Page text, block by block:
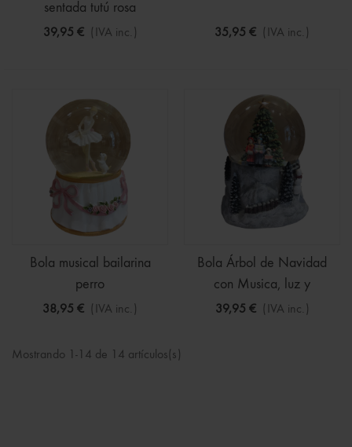
sentada tutú rosa
39,95 € (IVA inc.) 35,95 € (IVA inc.)
Bola musical bailarina
perro
38,95 € (IVA inc.)
Bola Árbol de Navidad
con Musica, luz y
movimiento
39,95 € (IVA inc.)
Mostrando 1-14 de 14 artículos(s)